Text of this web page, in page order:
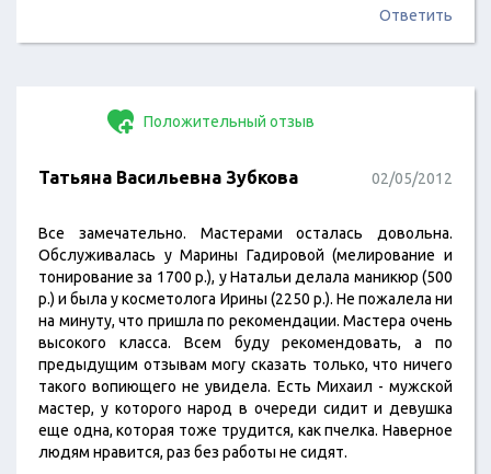
Ответить
Положительный отзыв
Татьяна Васильевна Зубкова 02/05/2012
Все замечательно. Мастерами осталась довольна.
Обслуживалась у Марины Гадировой (мелирование и
тонирование за 1700 р.), у Натальи делала маникюр (500
р.) и была у косметолога Ирины (2250 р.). Не пожалела ни
на минуту, что пришла по рекомендации. Мастера очень
высокого класса. Всем буду рекомендовать, а по
предыдущим отзывам могу сказать только, что ничего
такого вопиющего не увидела. Есть Михаил - мужской
мастер, у которого народ в очереди сидит и девушка
еще одна, которая тоже трудится, как пчелка. Наверное
людям нравится, раз без работы не сидят.